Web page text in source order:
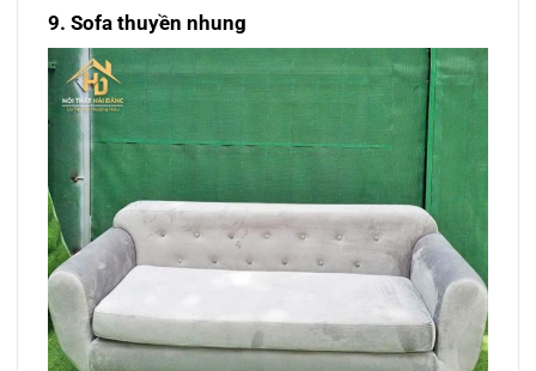
9. Sofa thuyền nhung